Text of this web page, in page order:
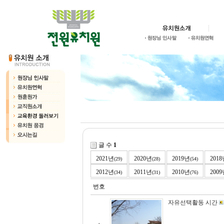
글 수 1
2021년(29) 2020년(28) 2019년(54)
2018
2012년(34) 2011년(31) 2010년(76) 2009
번호
자유선택활동 시간